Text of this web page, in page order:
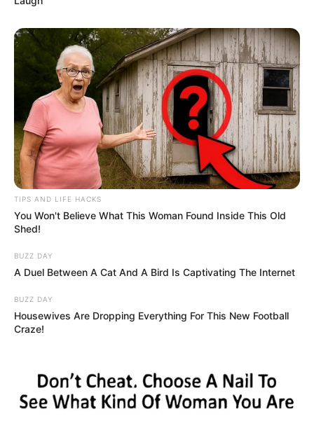
TIPS AND LIFE HACKS
You Won't Believe What This Woman Found Inside This Old
Shed!
BUZZ DAY
A Duel Between A Cat And A Bird Is Captivating The Internet
BUZZ DAY
Housewives Are Dropping Everything For This New Football
Craze!